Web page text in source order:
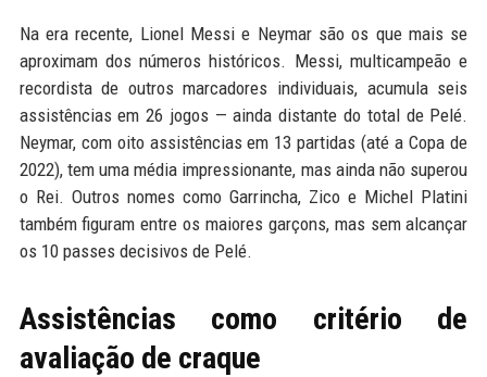
Na era recente, Lionel Messi e Neymar são os que mais se
aproximam dos números históricos. Messi, multicampeão e
recordista de outros marcadores individuais, acumula seis
assistências em 26 jogos — ainda distante do total de Pelé.
Neymar, com oito assistências em 13 partidas (até a Copa de
2022), tem uma média impressionante, mas ainda não superou
o Rei. Outros nomes como Garrincha, Zico e Michel Platini
também figuram entre os maiores garçons, mas sem alcançar
os 10 passes decisivos de Pelé.
Assistências como critério de
avaliação de craque